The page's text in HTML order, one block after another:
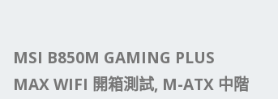
MSI B850M GAMING PLUS
MAX WIFI 開箱測試, M-ATX 中階